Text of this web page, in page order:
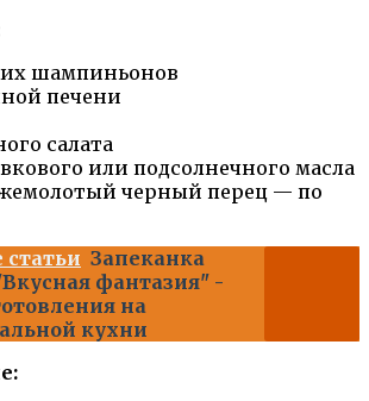
шампиньонов
печени
салата
или подсолнечного масла
черный перец — по
Запеканка
фантазия" -
на
кухни